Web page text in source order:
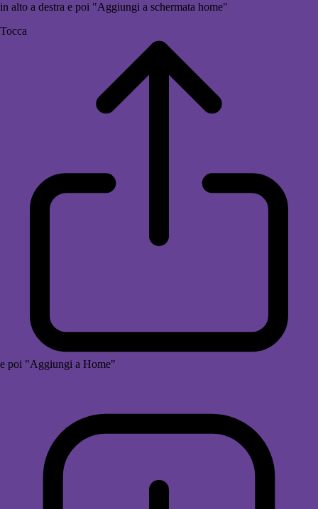
in alto a destra e poi "Aggiungi a schermata home"
Tocca
e poi "Aggiungi a Home"